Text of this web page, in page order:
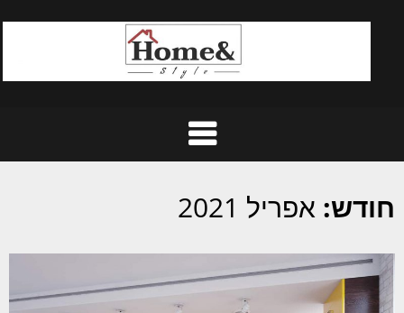
חודש: אפריל 2021